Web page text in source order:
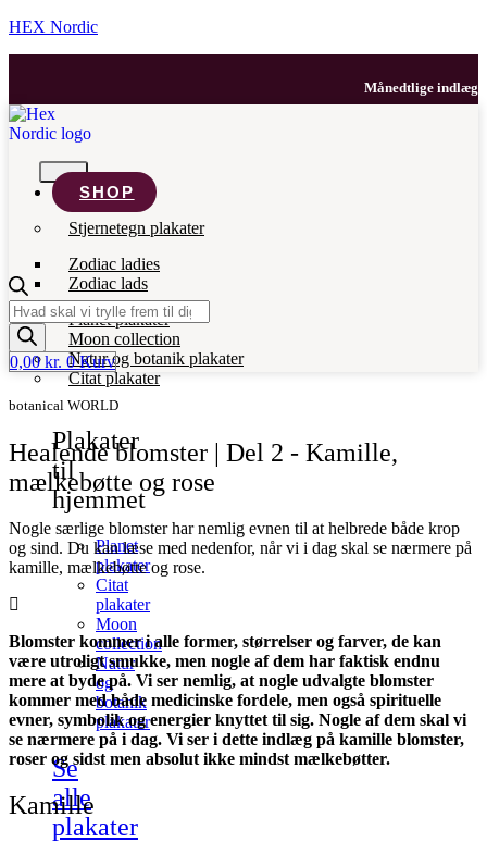
HEX Nordic
Månedtlige indlæg
SHOP
Stjernetegn plakater
Zodiac ladies
Zodiac lads
Planet plakater
Moon collection
Natur og botanik plakater
Citat plakater
Plakater
til
hjemmet
Planet
plakater
Citat
plakater
Moon
collection
Natur
og
botanik
plakater
Se
alle
plakater
Products
search
0,00kr. 0 Kurv
botanical WORLD
Healende blomster | Del 2 - Kamille,
mælkebøtte og rose
Nogle særlige blomster har nemlig evnen til at helbrede både krop
og sind. Du kan læse med nedenfor, når vi i dag skal se nærmere på
kamille, mælkebøtte og rose.
Blomster kommer i alle former, størrelser og farver, de kan
være utroligt smukke, men nogle af dem har faktisk endnu
mere at byde på. Vi ser nemlig, at nogle udvalgte blomster
kommer med både medicinske fordele, men også spirituelle
evner, symbolik og energier knyttet til sig. Nogle af dem skal vi
se nærmere på i dag. Vi ser i dette indlæg på kamille blomster,
roser og sidst men absolut ikke mindst mælkebøtter.
Kamille